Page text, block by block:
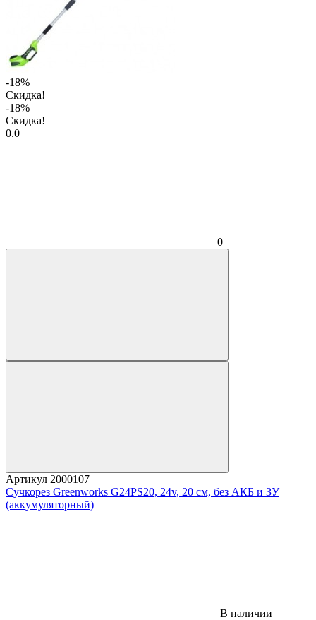
-18%
Скидка!
-18%
Скидка!
0.0
0
Артикул 2000107
Сучкорез Greenworks G24PS20, 24v, 20 см, без АКБ и ЗУ
(аккумуляторный)
В наличии